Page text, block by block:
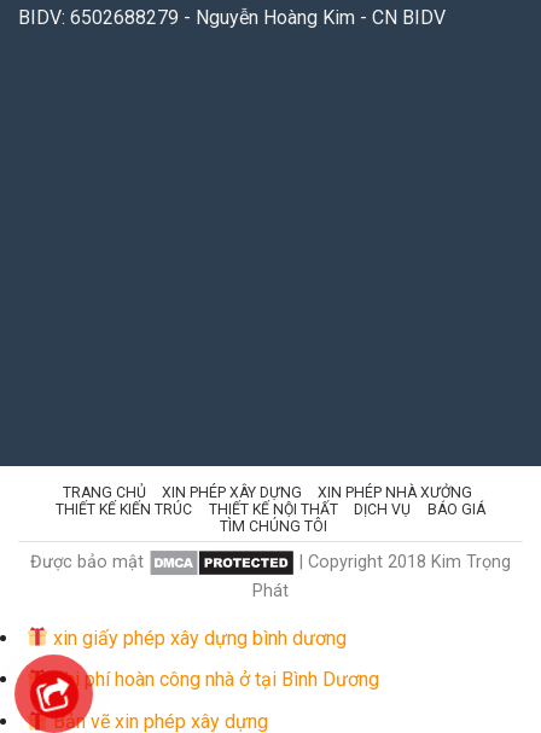
BIDV: 6502688279 - Nguyễn Hoàng Kim - CN BIDV
TRANG CHỦ XIN PHÉP XÂY DỰNG
XIN PHÉP NHÀ XƯỞNG
THIẾT KẾ KIẾN TRÚC
THIẾT KẾ NỘI THẤT DỊCH VỤ
BÁO GIÁ
TÌM CHÚNG TÔI
Được bảo mật
| Copyright 2018 Kim Trọng
Phát
xin giấy phép xây dựng bình dương
Chi phí hoàn công nhà ở tại Bình Dương
Bản vẽ xin phép xây dựng